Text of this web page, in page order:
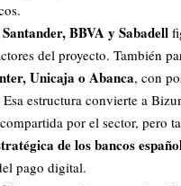
BBVA y Sabadell
del proyecto. También
Unicaja o Abanca, con
estructura convierte a
por el sector, pero
de los bancos
pago digital.